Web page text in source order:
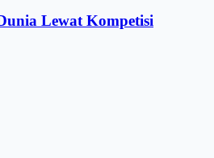
Lewat Kompetisi